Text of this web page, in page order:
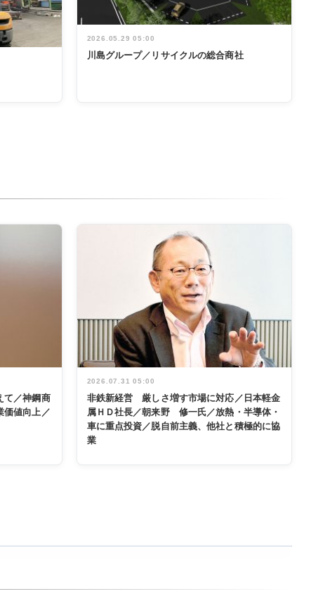
2026.05.29 05:00
川島グループ／リサイクルの総合商社
て／神鋼商
値向上／
2026.07.31 05:00
非鉄新経営 厳しさ増す市場に対応／日本軽金
属ＨＤ社長／朝来野 修一氏／放熱・半導体・
車に重点投資／脱自前主義、他社と積極的に協
業